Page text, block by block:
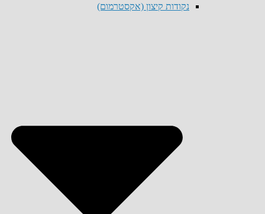
נקודות קיצון (אקסטרמום)